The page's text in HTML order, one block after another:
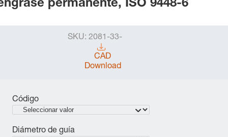
permanente, ISO 9448-6
SKU: 2081-33-
CAD
Download
Código
Diámetro de guía